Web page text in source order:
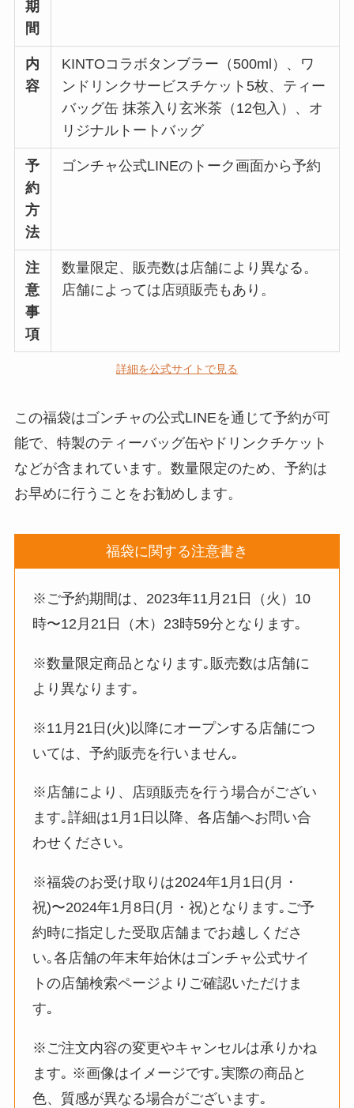
期
間
内
容
KINTOコラボタンブラー（500ml）、ワ
ンドリンクサービスチケット5枚、ティー
バッグ缶 抹茶入り玄米茶（12包入）、オ
リジナルトートバッグ
予
約
方
法
ゴンチャ公式LINEのトーク画面から予約
注
意
事
項
数量限定、販売数は店舗により異なる。
店舗によっては店頭販売もあり。
詳細を公式サイトで見る
この福袋はゴンチャの公式LINEを通じて予約が可
能で、特製のティーバッグ缶やドリンクチケット
などが含まれています。数量限定のため、予約は
お早めに行うことをお勧めします。
福袋に関する注意書き
※ご予約期間は、2023年11月21日（火）10
時〜12月21日（木）23時59分となります｡
※数量限定商品となります｡販売数は店舗に
より異なります｡
※11月21日(火)以降にオープンする店舗につ
いては、予約販売を行いません｡
※店舗により、店頭販売を行う場合がござい
ます｡詳細は1月1日以降、各店舗へお問い合
わせください｡
※福袋のお受け取りは2024年1月1日(月・
祝)〜2024年1月8日(月・祝)となります｡ご予
約時に指定した受取店舗までお越しくださ
い｡各店舗の年末年始休はゴンチャ公式サイ
トの店舗検索ページよりご確認いただけま
す｡
※ご注文内容の変更やキャンセルは承りかね
ます｡ ※画像はイメージです｡実際の商品と
色、質感が異なる場合がございます｡